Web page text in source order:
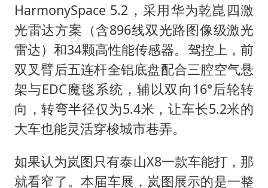
HarmonySpace 5.2，采用华为乾崑四激
光雷达方案（含896线双光路图像级激光
雷达）和34颗高性能传感器。驾控上，前
双叉臂后五连杆全铝底盘配合三腔空气悬
架与EDC魔毯系统，辅以双向16°后轮转
向，转弯半径仅为5.4米，让车长5.2米的
大车也能灵活穿梭城市巷弄。
如果认为岚图只有泰山X8一款车能打，那
就看窄了。本届车展，岚图展示的是一整